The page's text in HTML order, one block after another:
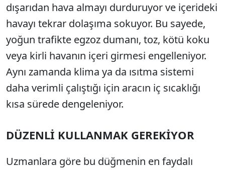
dışarıdan hava almayı durduruyor ve içerideki
havayı tekrar dolaşıma sokuyor. Bu sayede,
yoğun trafikte egzoz dumanı, toz, kötü koku
veya kirli havanın içeri girmesi engelleniyor.
Aynı zamanda klima ya da ısıtma sistemi
daha verimli çalıştığı için aracın iç sıcaklığı
kısa sürede dengeleniyor.
DÜZENLİ KULLANMAK GEREKİYOR
Uzmanlara göre bu düğmenin en faydalı